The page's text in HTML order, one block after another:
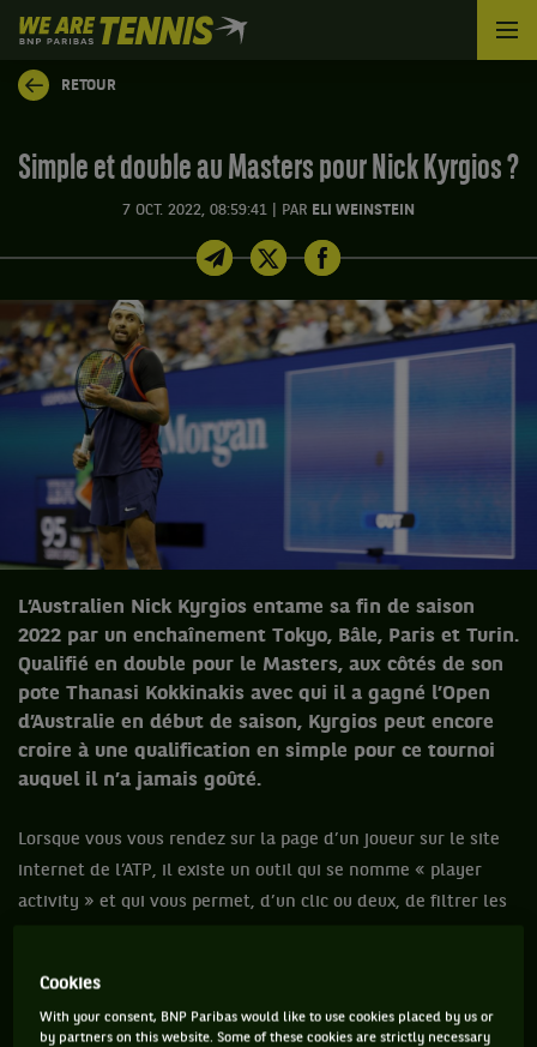
We
are
Tennis
by
Accueil
RETOUR
Simple et double au Masters pour Nick Kyrgios ?
7 OCT. 2022, 08:59:41 PAR ELI WEINSTEIN
L’Australien Nick Kyrgios entame sa fin de saison
2022 par un enchaînement Tokyo, Bâle, Paris et Turin.
Qualifié en double pour le Masters, aux côtés de son
pote Thanasi Kokkinakis avec qui il a gagné l’Open
d’Australie en début de saison, Kyrgios peut encore
croire à une qualification en simple pour ce tournoi
auquel il n’a jamais goûté.
Lorsque vous vous rendez sur la page d’un joueur sur le site
internet de l’ATP, il existe un outil qui se nomme « player
activity » et qui vous permet, d’un clic ou deux, de filtrer les
suivant : « there is no activity for this player at this time ».
Cookies
With your consent, BNP Paribas would like to use cookies placed by us or
by partners on this website. Some of these cookies are strictly necessary